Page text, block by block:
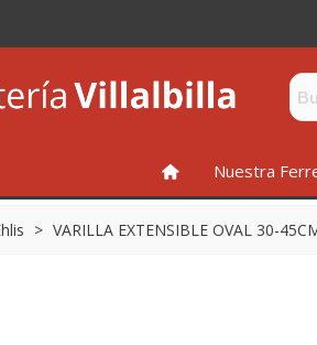
INICIONuestra
> VARILLA EXTENSIBLE OVAL 30-